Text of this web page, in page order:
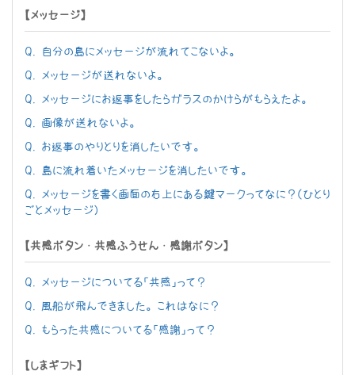
【メッセージ】
Q. 自分の島にメッセージが流れてこないよ。
Q. メッセージが送れないよ。
Q. メッセージにお返事をしたらガラスのかけらがもらえたよ。
Q. 画像が送れないよ。
Q. お返事のやりとりを消したいです。
Q. 島に流れ着いたメッセージを消したいです。
Q. メッセージを書く画面の右上にある鍵マークってなに？（ひとり
ごとメッセージ）
【共感ボタン・共感ふうせん・感謝ボタン】
Q. メッセージについてる「共感」って？
Q. 風船が飛んできました。これはなに？
Q. もらった共感についてる「感謝」って？
【しまギフト】